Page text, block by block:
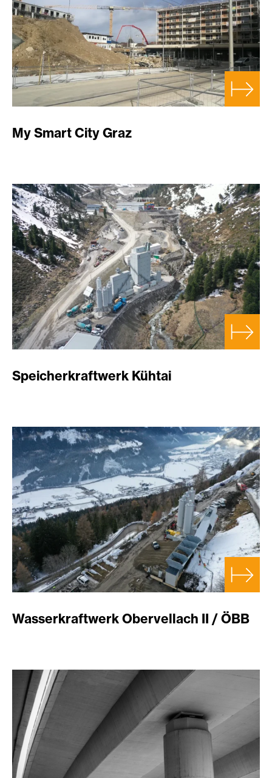
My Smart City Graz
Speicherkraftwerk Kühtai
Wasserkraftwerk Obervellach II / ÖBB